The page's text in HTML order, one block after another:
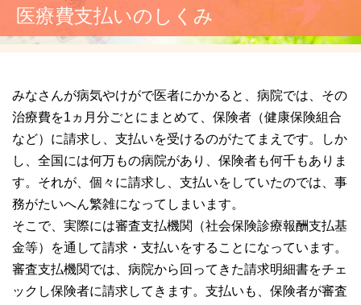
医療費支払いのしくみ
みなさんが病気やけがで医者にかかると、病院では、その
治療費を1ヵ月分ごとにまとめて、保険者（健康保険組合
など）に請求し、支払いを受けるのがたてまえです。しか
し、全国には何万もの病院があり、保険者も何千もありま
す。それが、個々に請求し、支払いをしていたのでは、事
務がたいへん繁雑になってしまいます。
そこで、実際には審査支払機関（社会保険診療報酬支払基
金等）を通して請求・支払いをすることになっています。
審査支払機関では、病院から回ってきた請求明細書をチェ
ックし保険者に請求してきます。支払いも、保険者が審査